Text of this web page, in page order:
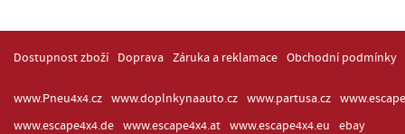
Dostupnost zboží Doprava Záruka a reklamace Obchodní podmínky
www.Pneu4x4.cz www.doplnkynaauto.cz www.partusa.cz
www.escape4x4.de
www.escape4x4.at www.escape4x4.eu ebay